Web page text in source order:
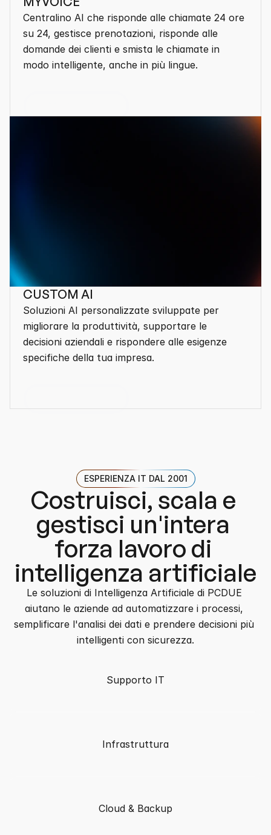
Centralino AI che risponde alle chiamate 24 ore
su 24, gestisce prenotazioni, risponde alle
domande dei clienti e smista le chiamate in
modo intelligente, anche in più lingue.
CUSTOM AI
Soluzioni AI personalizzate sviluppate per
migliorare la produttività, supportare le
decisioni aziendali e rispondere alle esigenze
specifiche della tua impresa.
ESPERIENZA IT DAL 2001
Costruisci, scala e
gestisci un'intera
forza lavoro di
intelligenza artificiale
Le soluzioni di Intelligenza Artificiale di PCDUE
aiutano le aziende ad automatizzare i processi,
semplificare l'analisi dei dati e prendere decisioni più
intelligenti con sicurezza.
Supporto IT
Infrastruttura
Cloud & Backup